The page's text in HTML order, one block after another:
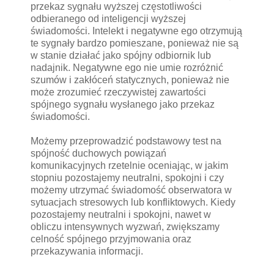
przekaz sygnału wyższej częstotliwości
odbieranego od inteligencji wyższej
świadomości. Intelekt i negatywne ego otrzymują
te sygnały bardzo pomieszane, ponieważ nie są
w stanie działać jako spójny odbiornik lub
nadajnik. Negatywne ego nie umie rozróżnić
szumów i zakłóceń statycznych, ponieważ nie
może zrozumieć rzeczywistej zawartości
spójnego sygnału wysłanego jako przekaz
świadomości.
Możemy przeprowadzić podstawowy test na
spójność duchowych powiązań
komunikacyjnych rzetelnie oceniając, w jakim
stopniu pozostajemy neutralni, spokojni i czy
możemy utrzymać świadomość obserwatora w
sytuacjach stresowych lub konfliktowych. Kiedy
pozostajemy neutralni i spokojni, nawet w
obliczu intensywnych wyzwań, zwiększamy
celność spójnego przyjmowania oraz
przekazywania informacji.